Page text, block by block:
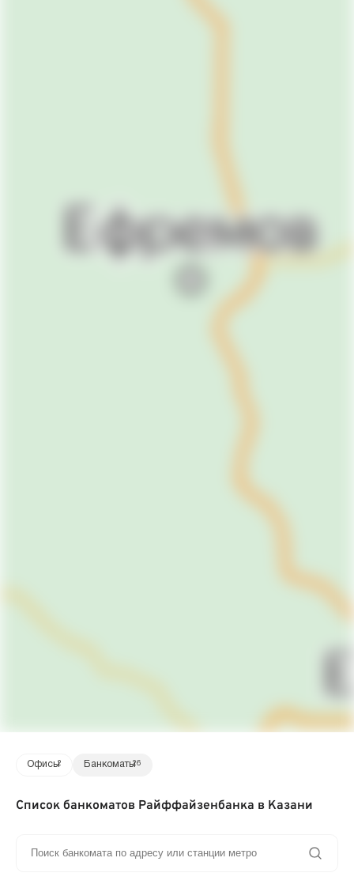
Офисы2 Банкоматы26
Список банкоматов Райффайзенбанка в Казани